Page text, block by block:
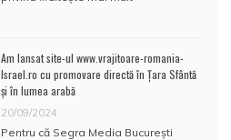
Am lansat site-ul www.vrajitoare-romania-
Israel.ro cu promovare directă în Țara Sfântă
și în lumea arabă
20/09/2024
Pentru că Segra Media București